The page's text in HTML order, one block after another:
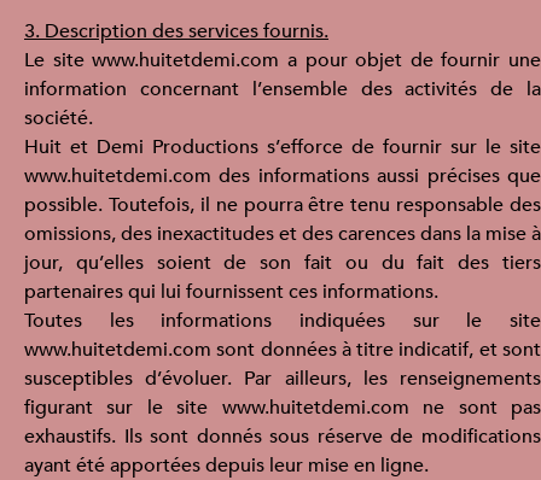
3. Description des services fournis.
Le site www.huitetdemi.com a pour objet de fournir une
information concernant l’ensemble des activités de la
société.
Huit et Demi Productions s’efforce de fournir sur le site
www.huitetdemi.com des informations aussi précises que
possible. Toutefois, il ne pourra être tenu responsable des
omissions, des inexactitudes et des carences dans la mise à
jour, qu’elles soient de son fait ou du fait des tiers
partenaires qui lui fournissent ces informations.
Toutes les informations indiquées sur le site
www.huitetdemi.com sont données à titre indicatif, et sont
susceptibles d’évoluer. Par ailleurs, les renseignements
figurant sur le site www.huitetdemi.com ne sont pas
exhaustifs. Ils sont donnés sous réserve de modifications
ayant été apportées depuis leur mise en ligne.